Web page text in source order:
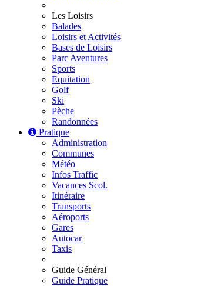
Les Loisirs
Balades
Loisirs et Activités
Bases de Loisirs
Parc Aventures
Sports
Equitation
Golf
Ski
Pèche
Randonnées
Pratique
Administration
Communes
Météo
Infos Traffic
Vacances Scol.
Itinéraire
Transports
Aéroports
Gares
Autocar
Taxis
Guide Général
Guide Pratique